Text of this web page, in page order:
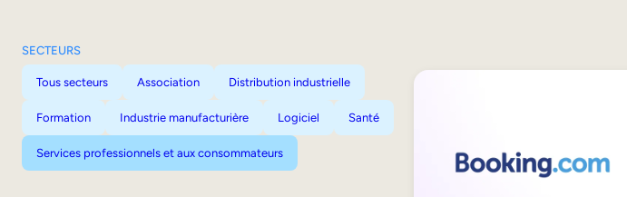
SECTEURS
Tous secteurs Association Distribution industrielle
Formation Industrie manufacturière Logiciel Santé
Services professionnels et aux consommateurs